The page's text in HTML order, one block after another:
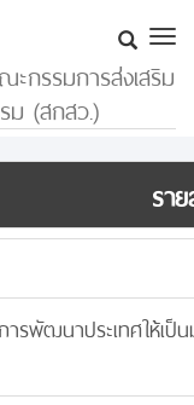
กรรมการส่งเสริม
ม (สกสว.)
รา
รพัฒนาประเทศให้เป็